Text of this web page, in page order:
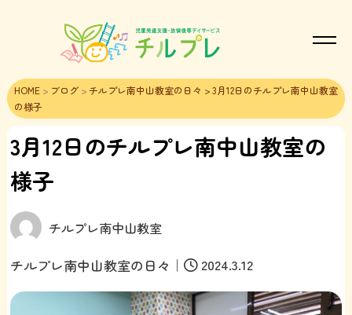
HOME> ブログ> チルプレ南中山教室の日々 > 3月12日のチルプレ南中山教室
の様子
3月12日のチルプレ南中山教室の
様子
チルプレ南中山教室
チルプレ南中山教室の日々 ｜ 2024.3.12